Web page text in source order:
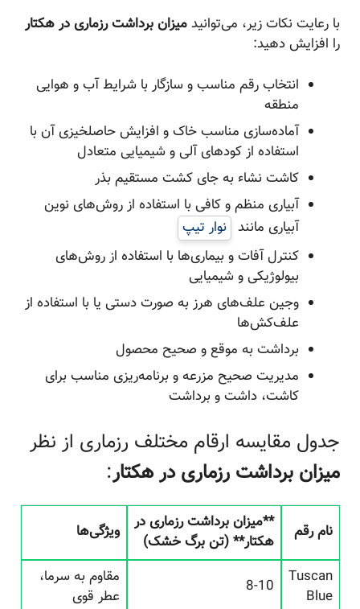
با رعایت نکات زیر، می‌توانیدمیزان برداشت رزماری در هکتار
را افزایش دهید:
انتخاب رقم مناسب و سازگار با شرایط آب و هوایی
منطقه
آماده‌سازی مناسب خاک و افزایش حاصلخیزی آن با
استفاده از کودهای آلی و شیمیایی متعادل
کاشت نشاء به جای کشت مستقیم بذر
آبیاری منظم و کافی با استفاده از روش‌های نوین
آبیاری مانند نوار تیپ
کنترل آفات و بیماری‌ها با استفاده از روش‌های
بیولوژیکی و شیمیایی
وجین علف‌های هرز به صورت دستی یا با استفاده از
علف‌کش‌ها
برداشت به موقع و صحیح محصول
مدیریت صحیح مزرعه و برنامه‌ریزی مناسب برای
کاشت، داشت و برداشت
جدول مقایسه ارقام مختلف رزماری از نظر
میزان برداشت رزماری در هکتار:
نام رقم
**میزان برداشت رزماری در
هکتار** (تن برگ خشک)
ویژگی‌ها
Tuscan
Blue
8-10
مقاوم به سرما،
عطر قوی